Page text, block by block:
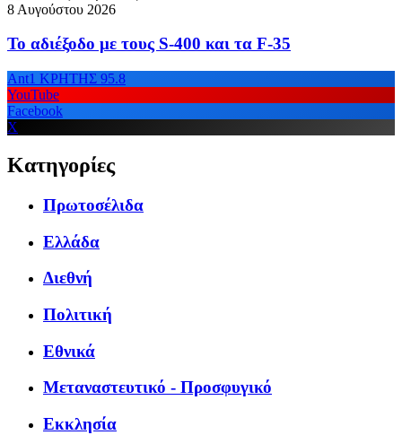
8 Αυγούστου 2026
Το αδιέξοδο με τους S-400 και τα F-35
Ant1 ΚΡΗΤΗΣ 95.8
YouTube
Facebook
X
Κατηγορίες
Πρωτοσέλιδα
Ελλάδα
Διεθνή
Πολιτική
Εθνικά
Μεταναστευτικό - Προσφυγικό
Εκκλησία